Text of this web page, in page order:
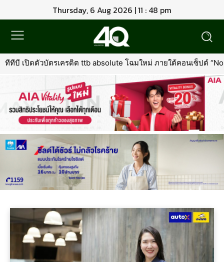
Thursday, 6 Aug 2026 | 11 : 48 pm
บี เปิดตัวบัตรเครดิต ttb absolute โฉมใหม่ ภายใต้คอนเซ็ปต์